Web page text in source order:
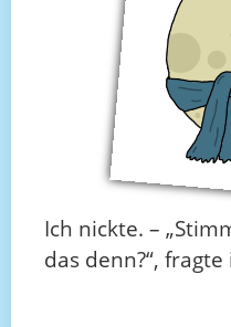
Ich nickte. –
das denn?“, fragte